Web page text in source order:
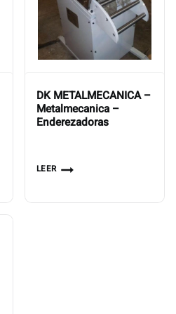
DK METALMECANICA –
Metalmecanica –
Enderezadoras
LEER